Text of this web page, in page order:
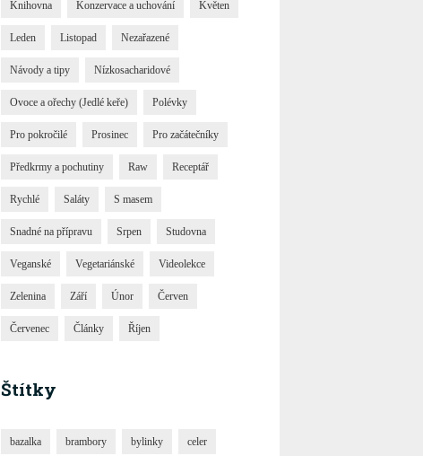
Knihovna Konzervace a uchování Květen
Leden Listopad Nezařazené
Návody a tipy Nízkosacharidové
Ovoce a ořechy (Jedlé keře) Polévky
Pro pokročilé Prosinec Pro začátečníky
Předkrmy a pochutiny Raw Receptář
Rychlé Saláty S masem
Snadné na přípravu Srpen Studovna
Veganské Vegetariánské Videolekce
Zelenina Září Únor Červen
Červenec Články Říjen
Štítky
bazalka brambory bylinky celer